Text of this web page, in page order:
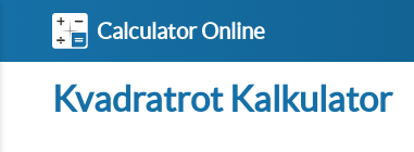
Calculator Online
Kvadratrot Kalkulator